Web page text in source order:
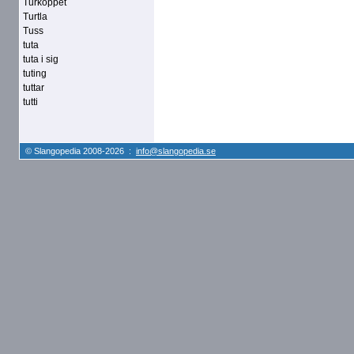
Turköppet
Turtla
Tuss
tuta
tuta i sig
tuting
tuttar
tutti
© Slangopedia 2008-2026 : info@slangopedia.se